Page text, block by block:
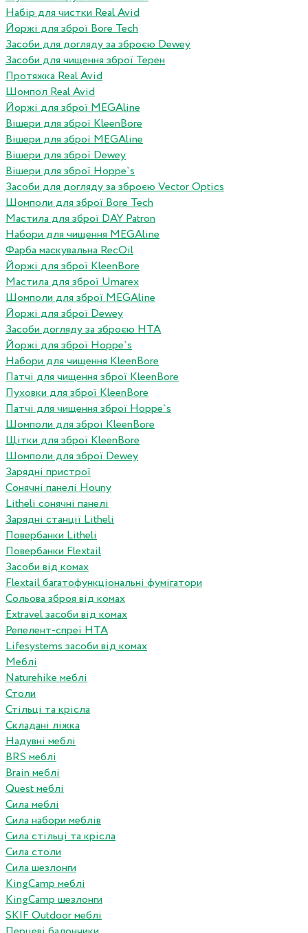
Набір для чистки Real Avid
Йоржі для зброї Bore Tech
Засоби для догляду за зброєю Dewey
Засоби для чищення зброї Терен
Протяжка Real Avid
Шомпол Real Avid
Йоржі для зброї MEGAline
Вішери для зброї KleenBore
Вішери для зброї MEGAline
Вішери для зброї Dewey
Вішери для зброї Hoppe`s
Засоби для догляду за зброєю Vector Optics
Шомполи для зброї Bore Tech
Мастила для зброї DAY Patron
Набори для чищення MEGAline
Фарба маскувальна RecOil
Йоржі для зброї KleenBore
Мастила для зброї Umarex
Шомполи для зброї MEGAline
Йоржі для зброї Dewey
Засоби догляду за зброєю HTA
Йоржі для зброї Hoppe`s
Набори для чищення KleenBore
Патчі для чищення зброї KleenBore
Пуховки для зброї KleenBore
Патчі для чищення зброї Hoppe`s
Шомполи для зброї KleenBore
Щітки для зброї KleenBore
Шомполи для зброї Dewey
Зарядні пристрої
Сонячні панелі Houny
Litheli сонячні панелі
Зарядні станції Litheli
Повербанки Litheli
Повербанки Flextail
Засоби від комах
Flextail багатофункціональні фумігатори
Сольова зброя від комах
Extravel засоби від комах
Репелент-спреї HTA
Lifesystems засоби від комах
Меблі
Naturehike меблі
Столи
Стільці та крісла
Складані ліжка
Надувні меблі
BRS меблі
Brain меблі
Quest меблі
Сила меблі
Сила набори меблів
Сила стільці та крісла
Сила столи
Сила шезлонги
KingCamp меблі
KingCamp шезлонги
SKIF Outdoor меблі